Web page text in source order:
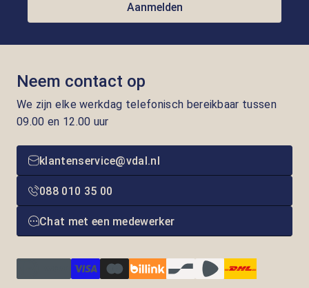
Aanmelden
Neem contact op
We zijn elke werkdag telefonisch bereikbaar tussen
09.00 en 12.00 uur
klantenservice@vdal.nl
088 010 35 00
Chat met een medewerker